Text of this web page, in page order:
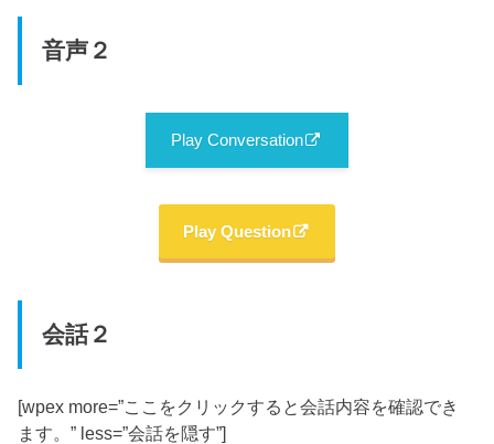
音声２
Play Conversation
Play Question
会話２
[wpex more=”ここをクリックすると会話内容を確認でき
ます。” less=”会話を隠す”]